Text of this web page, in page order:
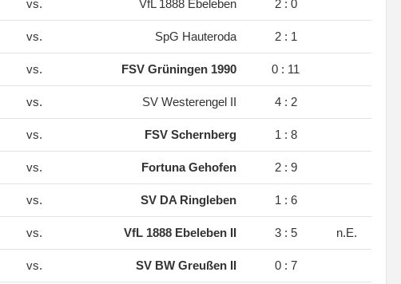
vs. VfL 1888 Ebeleben 2 : 0
vs. SpG Hauteroda 2 : 1
vs. FSV Grüningen 1990 0 : 11
vs. SV Westerengel II 4 : 2
vs. FSV Schernberg 1 : 8
vs. Fortuna Gehofen 2 : 9
vs. SV DA Ringleben 1 : 6
vs. VfL 1888 Ebeleben II 3 : 5 n.E.
vs. SV BW Greußen II 0 : 7